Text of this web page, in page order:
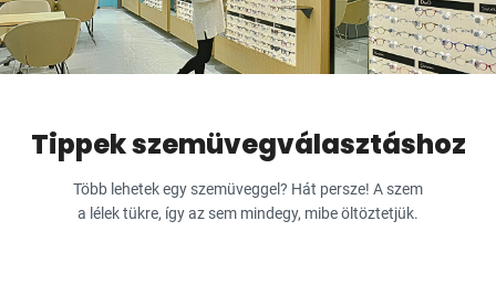
Tippek szemüvegválasztáshoz
Több lehetek egy szemüveggel? Hát persze! A szem
a lélek tükre, így az sem mindegy, mibe öltöztetjük.